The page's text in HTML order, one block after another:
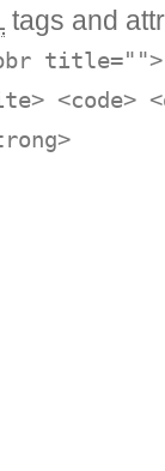
tags and
title="">
<code>